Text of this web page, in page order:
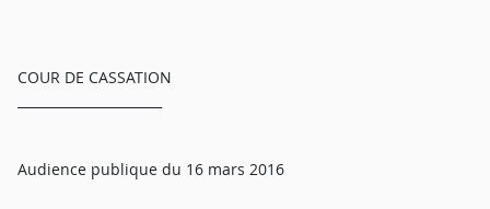
COUR DE CASSATION
Audience publique du 16 mars 2016